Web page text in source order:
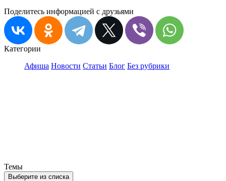
Поделитесь информацией с друзьями
Категории
Афиша Новости Статьи Блог Без рубрики
Темы
Выберите из списка